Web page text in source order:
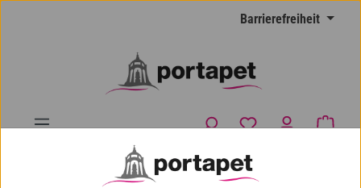
Barrierefreiheit
Du hast 0
10% Shop-Rabatt ab 100 € Einkaufswert